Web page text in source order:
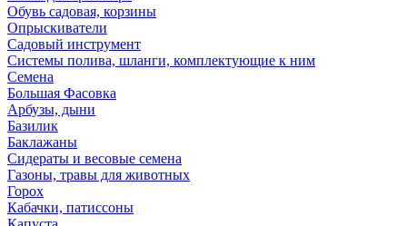
Обувь садовая, корзины
Опрыскиватели
Садовый инструмент
Системы полива, шланги, комплектующие к ним
Семена
Большая Фасовка
Арбузы, дыни
Базилик
Баклажаны
Сидераты и весовые семена
Газоны, травы для животных
Горох
Кабачки, патиссоны